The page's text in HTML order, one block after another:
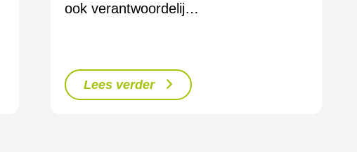
ook verantwoordelij…
Lees verder